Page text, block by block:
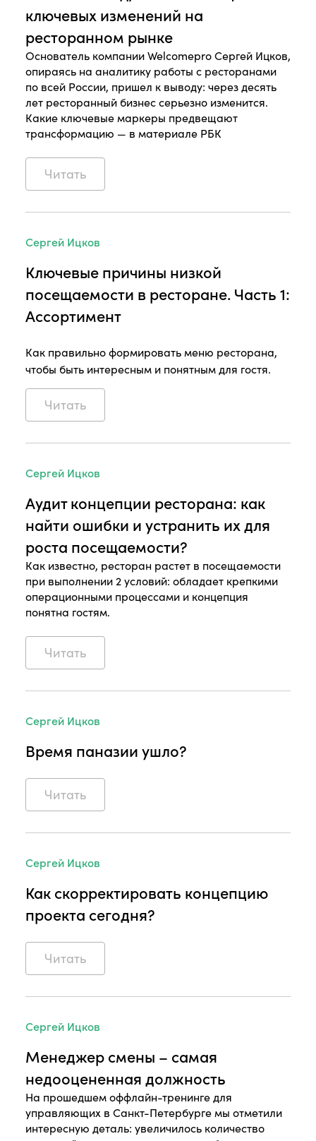
ключевых изменений на
ресторанном рынке
Основатель компании Welcomepro Сергей Ицков,
опираясь на аналитику работы с ресторанами
по всей России, пришел к выводу: через десять
лет ресторанный бизнес серьезно изменится.
Какие ключевые маркеры предвещают
трансформацию — в материале РБК
Читать
Сергей Ицков
Ключевые причины низкой
посещаемости в ресторане. Часть 1:
Ассортимент
Как правильно формировать меню ресторана,
чтобы быть интересным и понятным для гостя.
Читать
Сергей Ицков
Аудит концепции ресторана: как
найти ошибки и устранить их для
роста посещаемости?
Как известно, ресторан растет в посещаемости
при выполнении 2 условий: обладает крепкими
операционными процессами и концепция
понятна гостям.
Читать
Сергей Ицков
Время паназии ушло?
Читать
Сергей Ицков
Как скорректировать концепцию
проекта сегодня?
Читать
Сергей Ицков
Менеджер смены – самая
недооцененная должность
На прошедшем оффлайн-тренинге для
управляющих в Санкт-Петербурге мы отметили
интересную деталь: увеличилось количество